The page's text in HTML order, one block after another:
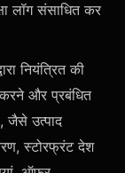
लॉग संसाधित कर
नियंत्रित की
और प्रबंधित
जैसे उत्पाद
स्टोरफ्रंट देश